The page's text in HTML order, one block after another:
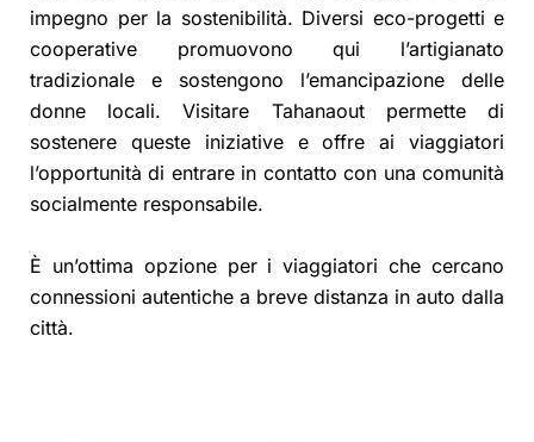
impegno per la sostenibilità. Diversi eco-progetti e
cooperative promuovono qui l’artigianato
tradizionale e sostengono l’emancipazione delle
donne locali. Visitare Tahanaout permette di
sostenere queste iniziative e offre ai viaggiatori
l’opportunità di entrare in contatto con una comunità
socialmente responsabile.
È un’ottima opzione per i viaggiatori che cercano
connessioni autentiche a breve distanza in auto dalla
città.